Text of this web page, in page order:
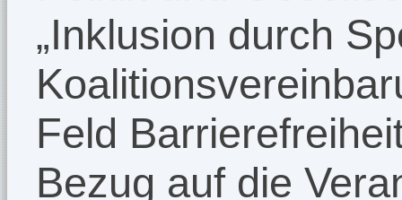
„Inklusion durch
Feld
Bezug auf die